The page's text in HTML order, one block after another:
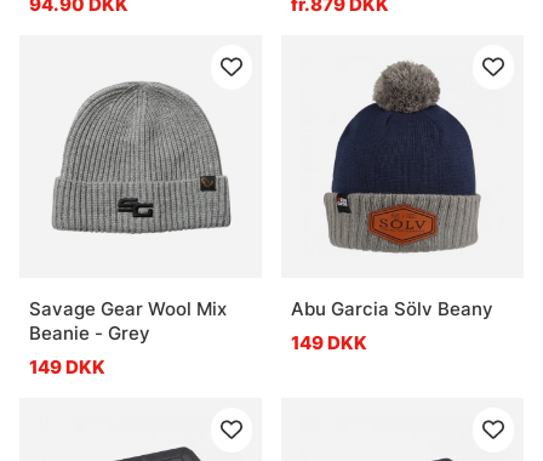
Savage Gear Wool Mix
Beanie - Grey
149 DKK
Abu Garcia Sölv Beany
149 DKK